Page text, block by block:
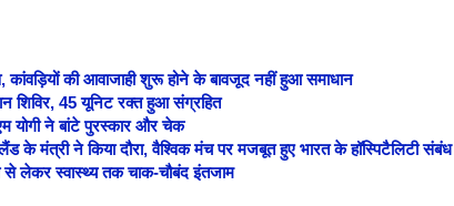
कांवड़ियों की आवाजाही शुरू होने के बावजूद नहीं हुआ समाधान
शिविर, 45 यूनिट रक्त हुआ संग्रहित
योगी ने बांटे पुरस्कार और चेक
के मंत्री ने किया दौरा, वैश्विक मंच पर मजबूत हुए भारत के हॉस्पिटैलिटी संबंध
से लेकर स्वास्थ्य तक चाक-चौबंद इंतजाम